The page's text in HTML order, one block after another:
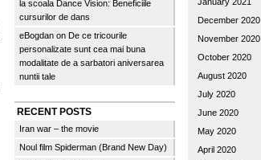
la scoala Dance Vision: Beneficiile
cursurilor de dans
eBogdan on De ce tricourile
personalizate sunt cea mai buna
modalitate de a sarbatori aniversarea
nuntii tale
RECENT POSTS
Iran war – the movie
Noul film Spiderman (Brand New Day)
December 2020
November 2020
October 2020
August 2020
July 2020
June 2020
May 2020
April 2020